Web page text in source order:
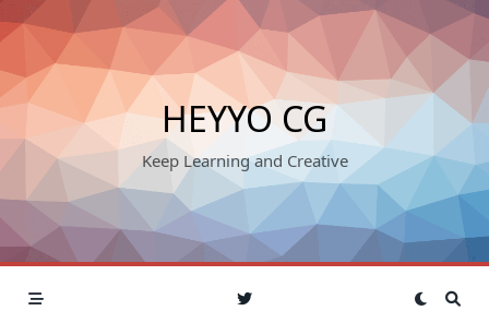
Skip
to
content
HEYYO CG
Keep Learning and Creative